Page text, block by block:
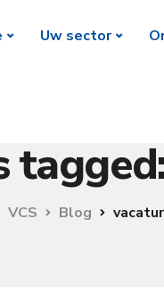
Uw sector
VCS Blog